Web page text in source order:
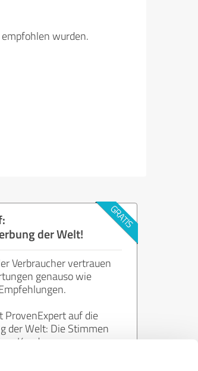
wurden.
der Welt!
Verbraucher vertrauen
genauso wie
ProvenExpert auf die
der Welt: Die Stimmen
Kunden.